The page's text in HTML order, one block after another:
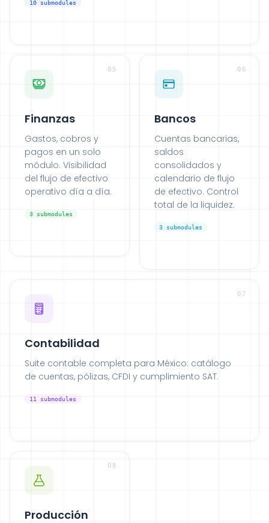
10 submodules
05
Finanzas
Gastos, cobros y
pagos en un solo
módulo. Visibilidad
del flujo de efectivo
operativo día a día.
3 submodules
06
Bancos
Cuentas bancarias,
saldos
consolidados y
calendario de flujo
de efectivo. Control
total de la liquidez.
3 submodules
07
Contabilidad
Suite contable completa para México: catálogo
de cuentas, pólizas, CFDI y cumplimiento SAT.
11 submodules
08
Producción